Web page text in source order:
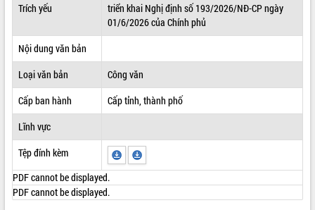
HỆ THỐNG VĂN BẢN
VĂN BẢN HĐND TỈNH
ĐIỂM TIN VĂN BẢN
QUY HOẠCH - KẾ HOẠCH
Trích yếu
triển khai Nghị định số 193/2026/NĐ-CP ngày
01/6/2026 của Chính phủ
Nội dung văn bản
Loại văn bản
Công văn
Cấp ban hành
Cấp tỉnh, thành phố
Lĩnh vực
Tệp đính kèm
PDF cannot be displayed.
PDF cannot be displayed.